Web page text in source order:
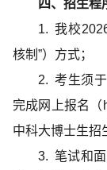
四、招生程
1. 我校
核制”）方式；
2. 考生须
完成网上报名（
中科大博士生招
3. 笔试和